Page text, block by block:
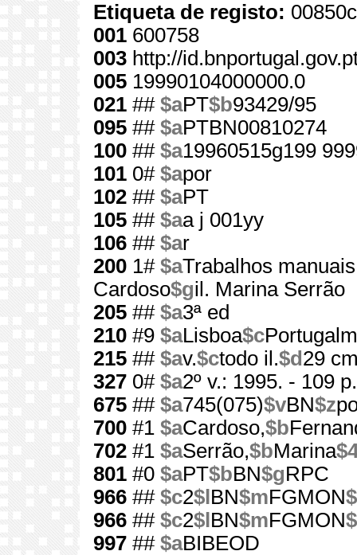
Etiqueta de registo:
001 600758
003 http://
005 19990104000000.0
021 ## $aPT$b93429/95
095 ## $aPTBN00810274
100 ## $a19960515g199
101 0# $apor
102 ## $aPT
105 ## $aa j 001yy
106 ## $ar
200 1# $aTrabalhos
Cardoso$gil. Marina Serrão
205 ## $a3ª ed
210 #9 $aLisboa$c
215 ## $av.$ctodo il.$d 29
327 0# $a2º v.: 1995. - 109 p.
675 ## $a745(075)$vBN$z
700 #1 $aCardoso,$b
702 #1 $aSerrão,$bMarina
801 #0 $aPT$bBN$gRPC
966 ## $c2$l BN$mFGMON
966 ## $c2$l BN$mFGMON
997 ## $aBIBEOD